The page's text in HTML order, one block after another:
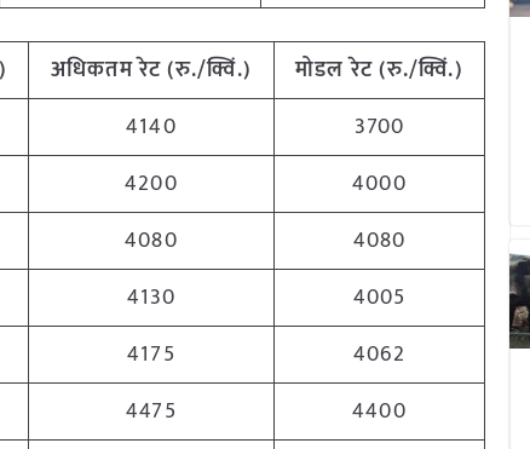
अधिकतम रेट (रु./क्विं.) मोडल रेट(रु./क्विं.)
4140
3700
4200
4000
4080
4080
4130
4005
4175
4062
4475
4400